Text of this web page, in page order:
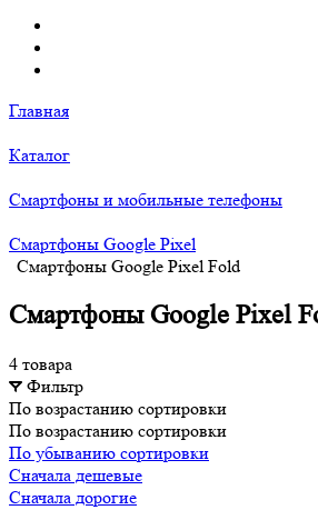
Главная
Каталог
Смартфоны и мобильные телефоны
Смартфоны Google Pixel
Смартфоны Google Pixel Fold
Смартфоны Google Pixel
4 товара
Фильтр
По возрастанию сортировки
По возрастанию сортировки
По убыванию сортировки
Сначала дешевые
Сначала дорогие